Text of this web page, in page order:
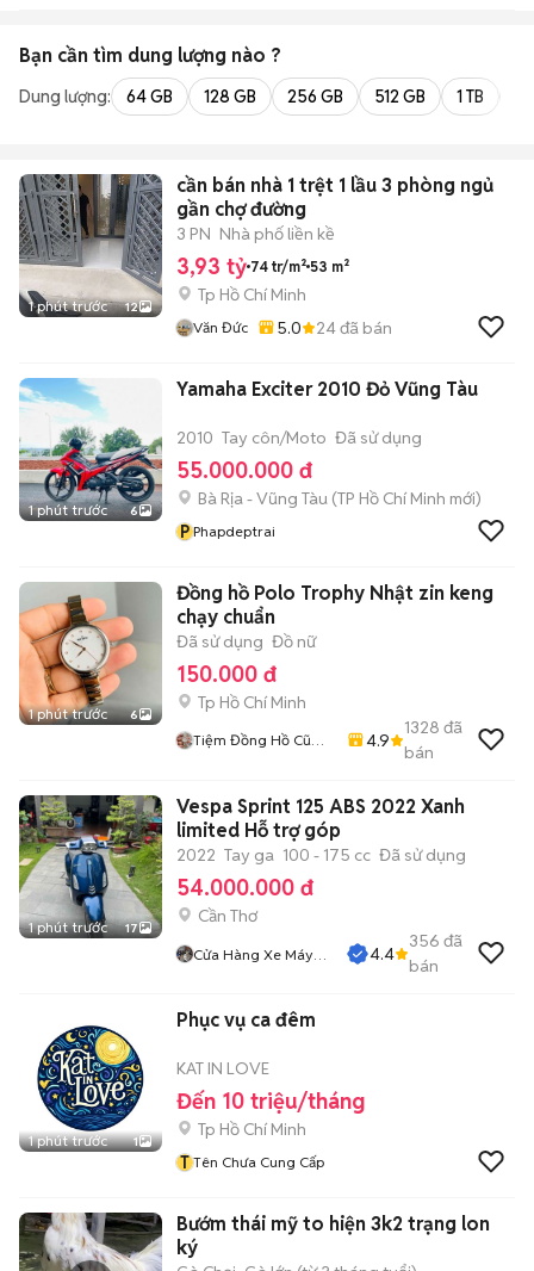
Bạn cần tìm dung lượng nào ?
Dung lượng: 64 GB 128 GB 256 GB 512 GB 1 TB
1 phút trước 12
cần bán nhà 1 trệt 1 lầu 3 phòng ngủ
gần chợ đường
3 PN Nhà phố liền kề
3,93 tỷ 74 tr/m² 53 m²
Tp Hồ Chí Minh
Văn Đức 5.0 24đã bán
1 phút trước 6
Yamaha Exciter 2010 Đỏ Vũng Tàu
2010 Tay côn/Moto Đã sử dụng
55.000.000 đ
Bà Rịa - Vũng Tàu (TP Hồ Chí Minh mới)
P Phapdeptrai
1 phút trước 6
Đồng hồ Polo Trophy Nhật zin keng
chạy chuẩn
Đã sử dụng Đồ nữ
150.000 đ
Tp Hồ Chí Minh
Tiệm Đồng Hồ Cũ
4.9
1328 đã
bán
1 phút trước 17
Vespa Sprint 125 ABS 2022 Xanh
limited Hỗ trợ góp
2022 Tay ga 100 - 175 cc Đã sử dụng
54.000.000 đ
Cần Thơ
Cửa Hàng Xe Máy
4.4
356 đã
bán
1 phút trước 1
Phục vụ ca đêm
KAT IN LOVE
Đến 10 triệu/tháng
Tp Hồ Chí Minh
T Tên Chưa Cung Cấp
Bướm thái mỹ to hiện 3k2 trạng lon
ký